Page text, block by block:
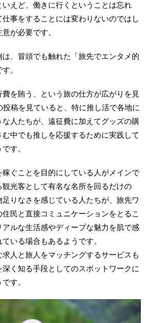
えど、働きに行くということは忘れ
事をすることには変わりないのではし
が必要です。
、冒頭でも触れた「旅先でエンタメ的
。
を賄う、という旅の仕方が広がりを見
稿を見ていると、特に推し活で各地に
な人たちが、遠征費に加えてグッズの購
む中でも推しを応援するために実践して
す。
稼ぐことを目的にしている人がメインで
光客として有名な名所を回るだけの
足りなさを感じている人たちが、旅先ワ
民と直接コミュニケーションをとるこ
アルな生活感やディープな魅力を肌で感
いる場合もあるようです。
人と旅人をマッチングするサービスも
く知る手段としてのスポットワークに
す。